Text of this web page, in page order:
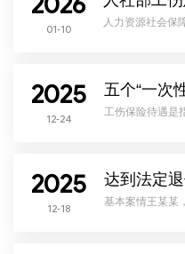
班后乘坐单位同
植园
01-10
人力资源社会保
题的意见（三）
出如下意见。一
的“工作时间”的
用人单位要求职
2025
12-24
五个“一次
工伤保险待遇是
例》规定的与
一级伤残为27个
人工资，三级伤
个月的本
2025
12-18
基本案情王某某
至某塑料制品公